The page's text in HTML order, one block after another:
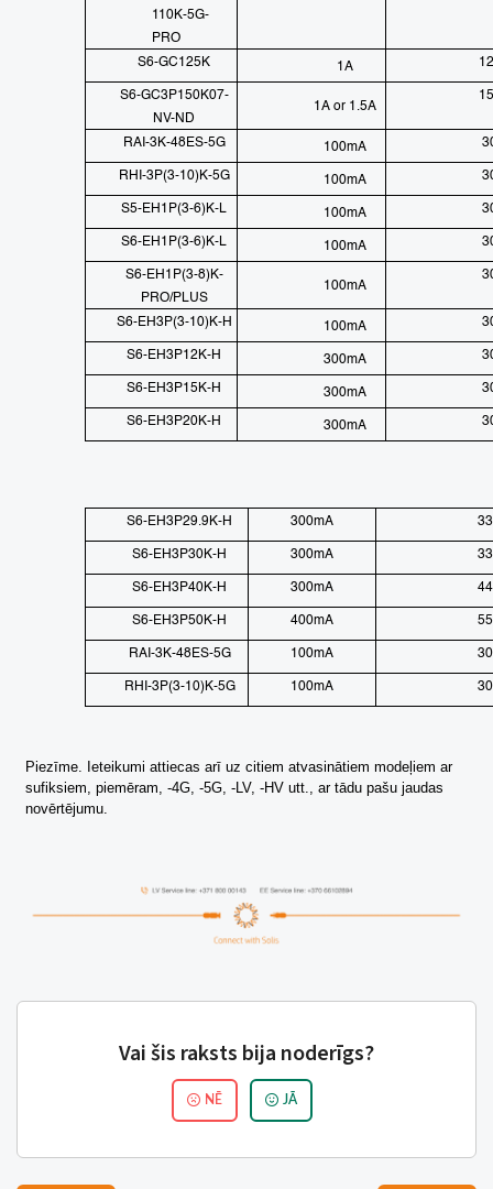
110K-5G-
PRO
S6-GC125K 1A
S6-GC3P150K07-
NV-ND
1A or 1.5A
RAI-3K-48ES-5G 100mA
RHI-3P(3-10)K-5G 100mA
S5-EH1P(3-6)K-L 100mA
S6-EH1P(3-6)K-L 100mA
S6-EH1P(3-8)K-
PRO/PLUS
100mA
S6-EH3P(3-10)K-H 100mA
S6-EH3P12K-H 300mA
S6-EH3P15K-H 300mA
S6-EH3P20K-H 300mA
S6-EH3P29.9K-H 300mA
S6-EH3P30K-H 300mA
S6-EH3P40K-H 300mA
S6-EH3P50K-H 400mA
RAI-3K-48ES-5G 100mA
RHI-3P(3-10)K-5G 100mA
Piezīme. Ieteikumi attiecas arī uz citiem atvasinātiem modeļiem ar
sufiksiem, piemēram, -4G, -5G, -LV, -HV utt., ar tādu pašu jaudas
novērtējumu.
Vai šis raksts bija noderīgs?
NĒ JĀ